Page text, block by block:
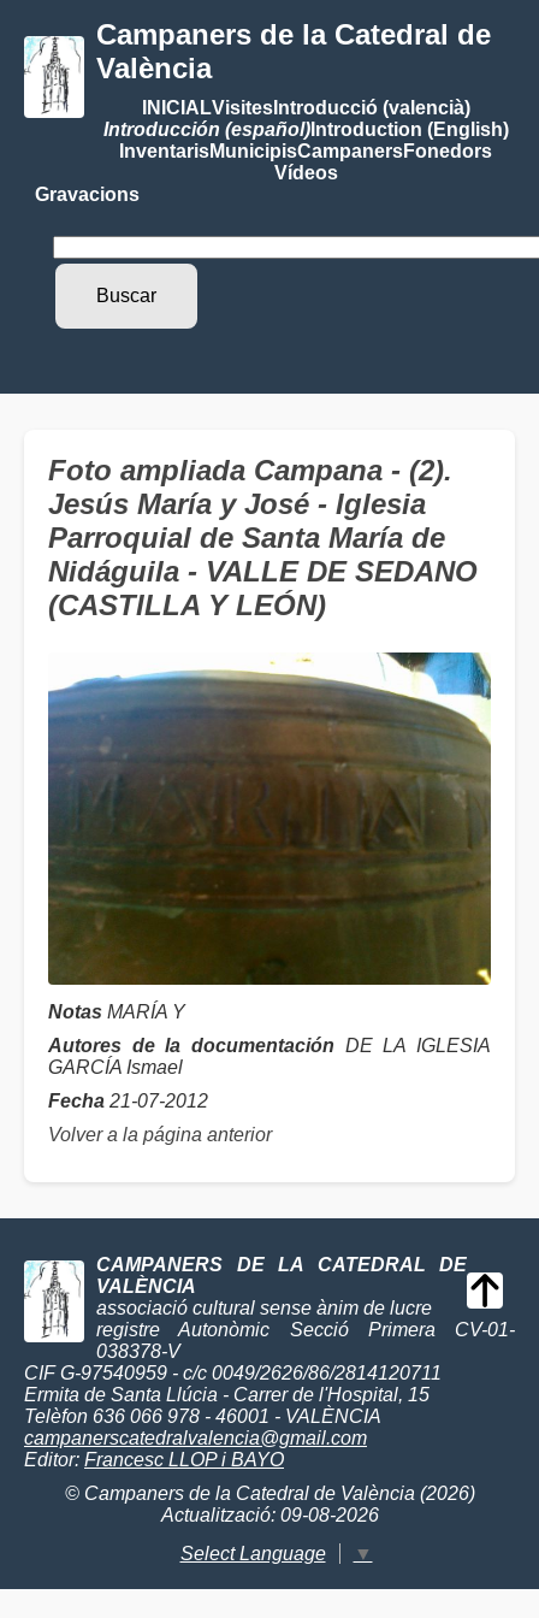
Campaners de la Catedral de
València
INICIALVisitesIntroducció (valencià)
Introducción (español)Introduction (English)
InventarisMunicipisCampanersFonedors
Vídeos
Gravacions
Foto ampliada Campana - (2).
Jesús María y José - Iglesia
Parroquial de Santa María de
Nidáguila - VALLE DE SEDANO
(CASTILLA Y LEÓN)
Notas MARÍA Y
Autores de la documentación DE LA IGLESIA
GARCÍA Ismael
Fecha 21-07-2012
Volver a la página anterior
CAMPANERS DE LA CATEDRAL DE
VALÈNCIA
associació cultural sense ànim de lucre
registre Autonòmic Secció Primera CV-01-
038378-V
CIF G-97540959 - c/c 0049/2626/86/2814120711
Ermita de Santa Llúcia - Carrer de l'Hospital, 15
Telèfon 636 066 978 - 46001 - VALÈNCIA
campanerscatedralvalencia@gmail.com
Editor: Francesc LLOP i BAYO
© Campaners de la Catedral de València (2026)
Actualització: 09-08-2026
Select Language
▼